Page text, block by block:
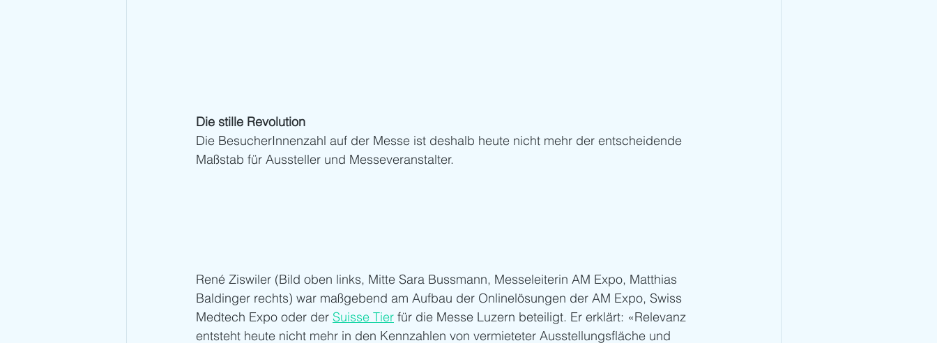
Die stille Revolution
Die BesucherInnenzahl auf der Messe ist deshalb heute nicht mehr der entscheidende
Maßstab für Aussteller und Messeveranstalter.
René Ziswiler (Bild oben links, Mitte Sara Bussmann, Messeleiterin AM Expo, Matthias
Baldinger rechts) war maßgebend am Aufbau der Onlinelösungen der AM Expo, Swiss
Medtech Expo oder der Suisse Tier für die Messe Luzern beteiligt. Er erklärt: «Relevanz
entsteht heute nicht mehr in den Kennzahlen von vermieteter Ausstellungsfläche und